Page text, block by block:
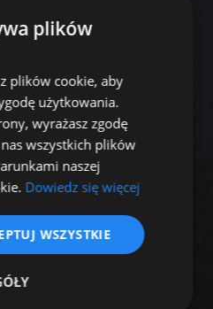
plików
plików cookie, aby
użytkowania.
wyrażasz zgodę
wszystkich plików
naszej
Dowiedz się więcej
WSZYSTKIE